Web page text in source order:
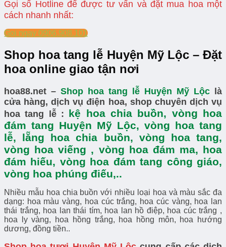
Gọi số Hotline để được tư vấn và đặt mua hoa một
cách nhanh nhất:
Gọi ngay 0906.908.101
Shop hoa tang lễ Huyện Mỹ Lộc – Đặt
hoa online giao tận nơi
hoa88.net – Shop hoa tang lễ Huyện Mỹ Lộc là
cửa hàng, dịch vụ điện hoa, shop chuyên dịch vụ
hoa tang lễ : kệ hoa chia buồn, vòng hoa
đám tang Huyện Mỹ Lộc, vòng hoa tang
lễ, lẵng hoa chia buồn, vòng hoa tang,
vòng hoa viếng , vòng hoa đám ma, hoa
đám hiếu, vòng hoa đám tang công giáo,
vòng hoa phúng điếu,..
Nhiều mẫu hoa chia buồn với nhiều loại hoa và màu sắc đa
dạng: hoa màu vàng, hoa cúc trắng, hoa cúc vàng, hoa lan
thái trắng, hoa lan thái tím, hoa lan hồ điệp, hoa cúc trắng ,
hoa ly vàng, hoa hồng trắng, hoa hồng môn, hoa hướng
dương, đồng tiền..